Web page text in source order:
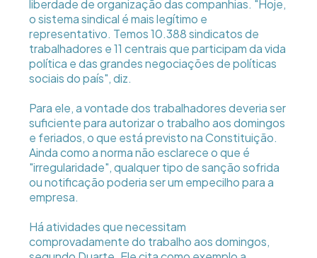
liberdade de organização das companhias. "Hoje,
o sistema sindical é mais legítimo e
representativo. Temos 10.388 sindicatos de
trabalhadores e 11 centrais que participam da vida
política e das grandes negociações de políticas
sociais do país", diz.
Para ele, a vontade dos trabalhadores deveria ser
suficiente para autorizar o trabalho aos domingos
e feriados, o que está previsto na Constituição.
Ainda como a norma não esclarece o que é
"irregularidade", qualquer tipo de sanção sofrida
ou notificação poderia ser um empecilho para a
empresa.
Há atividades que necessitam
comprovadamente do trabalho aos domingos,